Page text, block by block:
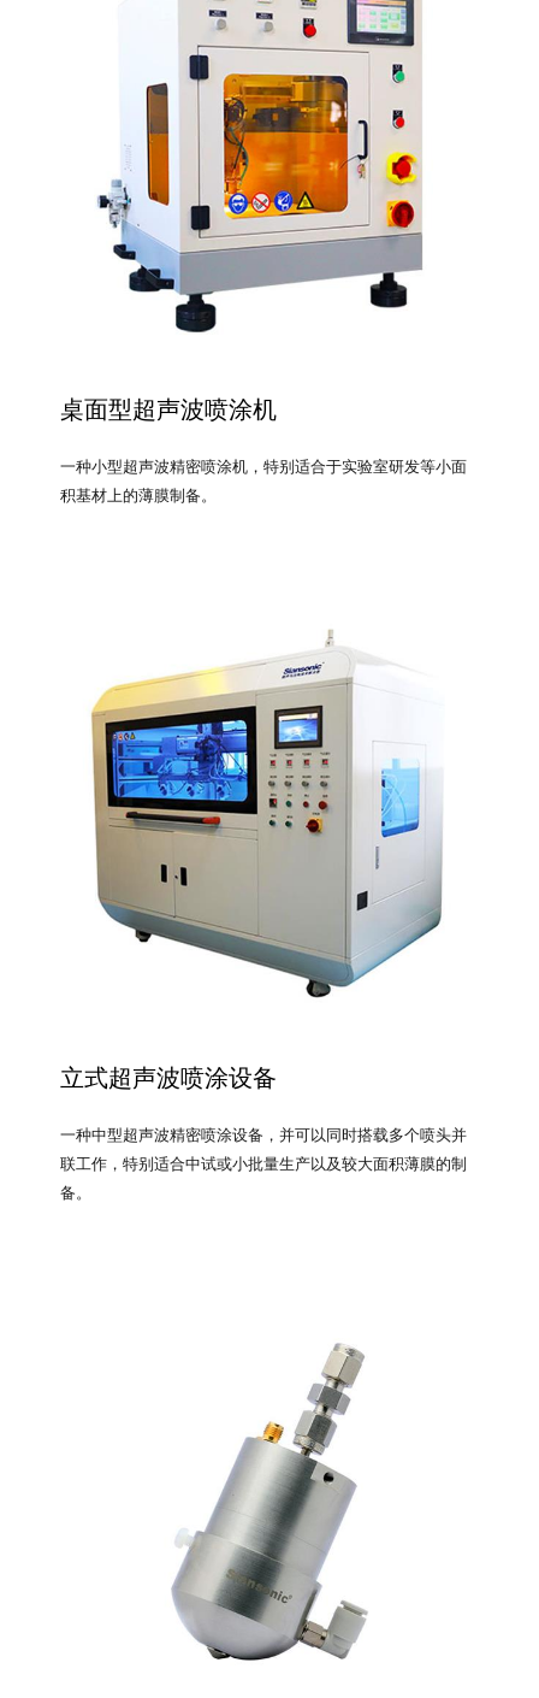
桌面型超声波喷涂机
一种小型超声波精密喷涂机，特别适合于实验室研发等小面
积基材上的薄膜制备。
立式超声波喷涂设备
一种中型超声波精密喷涂设备，并可以同时搭载多个喷头并
联工作，特别适合中试或小批量生产以及较大面积薄膜的制
备。